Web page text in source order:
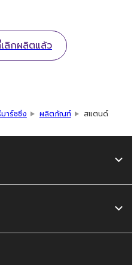
กผลิตแล้ว
าร์ชชิ่ง ผลิตภัณฑ์ สแตนด์